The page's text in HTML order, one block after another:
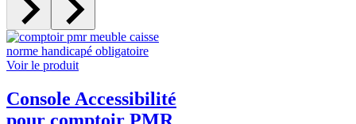
Voir le produit
Console Accessibilité
pour comptoir PMR